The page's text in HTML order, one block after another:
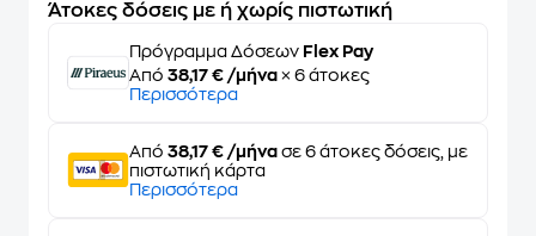
Άτοκες δόσεις με ή χωρίς πιστωτική
Πρόγραμμα Δόσεων Flex Pay
Από 38,17 € /μήνα × 6 άτοκες
Περισσότερα
Από 38,17 € /μήνα σε 6 άτοκες δόσεις, με
πιστωτική κάρτα
Περισσότερα